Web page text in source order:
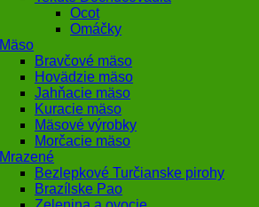
Ocot
Omáčky
Mäso
Bravčové mäso
Hovädzie mäso
Jahňacie mäso
Kuracie mäso
Mäsové výrobky
Morčacie mäso
Mrazené
Bezlepkové Turčianske pirohy
Brazílske Pao